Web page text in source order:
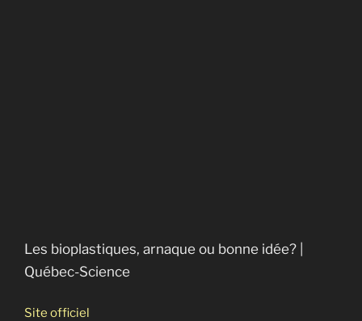
Les bioplastiques, arnaque ou bonne idée? |
Québec-Science
Site officiel